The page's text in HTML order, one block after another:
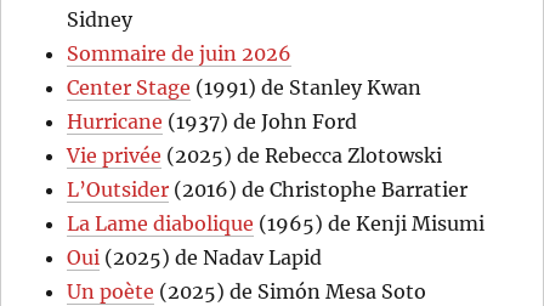
Sidney
Sommaire de juin 2026
Center Stage (1991) de Stanley Kwan
Hurricane (1937) de John Ford
Vie privée (2025) de Rebecca Zlotowski
L’Outsider (2016) de Christophe Barratier
La Lame diabolique (1965) de Kenji Misumi
Oui (2025) de Nadav Lapid
Un poète (2025) de Simón Mesa Soto